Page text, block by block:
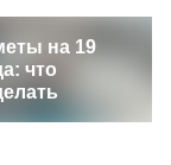
на 19
что